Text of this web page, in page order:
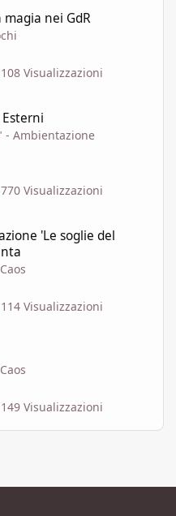
nei GdR
108 Visualizzazioni
- Ambientazione
770 Visualizzazioni
'Le soglie del
114 Visualizzazioni
149 Visualizzazioni